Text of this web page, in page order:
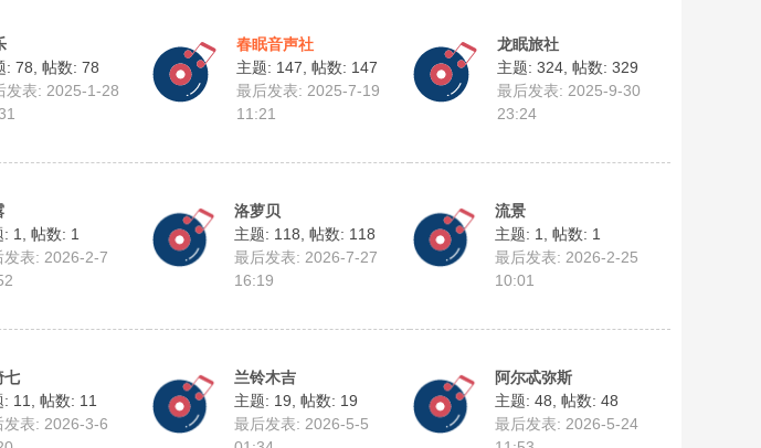
: 78 帖数: 78
发表: 2025-1-28
春眠音声社
主题: 147 帖数: 147
最后发表: 2025-7-19
11:21
龙眠旅社
主题: 324 帖数: 329
最后发表: 2025-9-30
23:24
: 1
帖数: 1
发表: 2026-2-7
洛萝贝
主题: 118 帖数: 118
最后发表: 2026-7-27
16:19
流景
主题: 1
帖数: 1
最后发表: 2026-2-25
10:01
七
: 11
帖数: 11
发表: 2026-3-6
兰铃木吉
主题: 19 帖数: 19
最后发表: 2026-5-5
阿尔忒弥斯
主题: 48 帖数: 48
最后发表: 2026-5-24